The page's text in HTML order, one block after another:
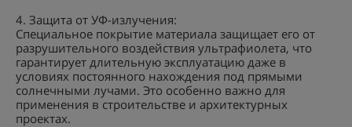
4. Защита от УФ-излучения:
Специальное покрытие материала защищает его от
разрушительного воздействия ультрафиолета, что
гарантирует длительную эксплуатацию даже в
условиях постоянного нахождения под прямыми
солнечными лучами. Это особенно важно для
применения в строительстве и архитектурных
проектах.